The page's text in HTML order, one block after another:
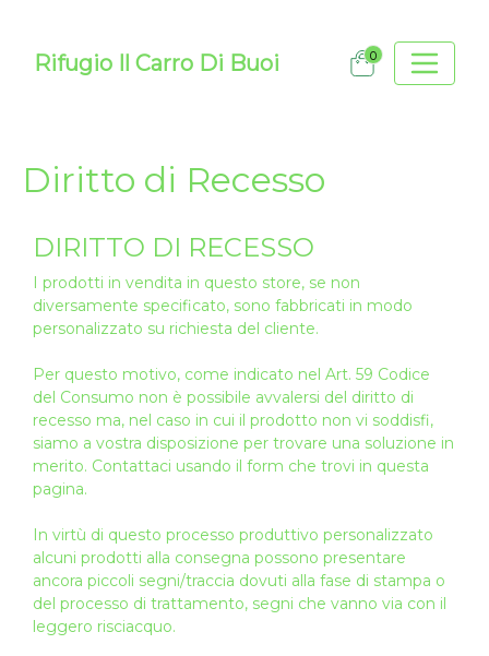
Rifugio Il Carro Di Buoi 0
Diritto di Recesso
DIRITTO DI RECESSO
I prodotti in vendita in questo store, se non
diversamente specificato, sono fabbricati in modo
personalizzato su richiesta del cliente.
Per questo motivo, come indicato nel Art. 59 Codice
del Consumo non è possibile avvalersi del diritto di
recesso ma, nel caso in cui il prodotto non vi soddisfi,
siamo a vostra disposizione per trovare una soluzione in
merito. Contattaci usando il form che trovi in questa
pagina.
In virtù di questo processo produttivo personalizzato
alcuni prodotti alla consegna possono presentare
ancora piccoli segni/traccia dovuti alla fase di stampa o
del processo di trattamento, segni che vanno via con il
leggero risciacquo.